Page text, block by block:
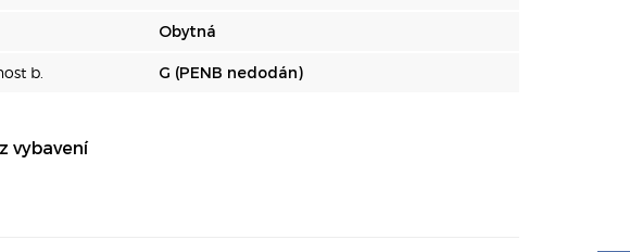
Obytná
b. G (PENB nedodán)
vybavení